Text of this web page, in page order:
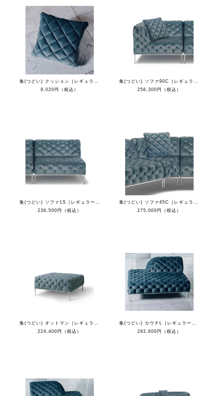
集(つどい) クッション［レギュラーカラー］
9,020円（税込）
集(つどい) ソファ90C［レギュラーカラー］
256,300円（税込）
集(つどい) ソファ1S［レギュラーカラー］
236,500円（税込）
集(つどい) ソファ45C［レギュラーカラー］
275,000円（税込）
集(つどい) オットマン［レギュラーカラー］
224,400円（税込）
集(つどい) カウチL［レギュラーカラー］
292,600円（税込）